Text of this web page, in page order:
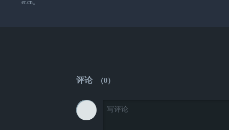
er.cn。
评论 （0）